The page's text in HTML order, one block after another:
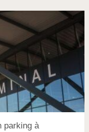
parking à